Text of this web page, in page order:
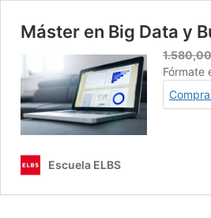
Máster en Big Data y
1.580,00
Fórmate
Escuela ELBS